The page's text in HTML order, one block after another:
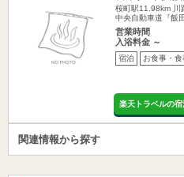
桜町駅11.98km
中央自動車道『飯
営業時間
入浴料金 ～
宿泊 お食事・食
楽天トラベルの
関連情報から探す